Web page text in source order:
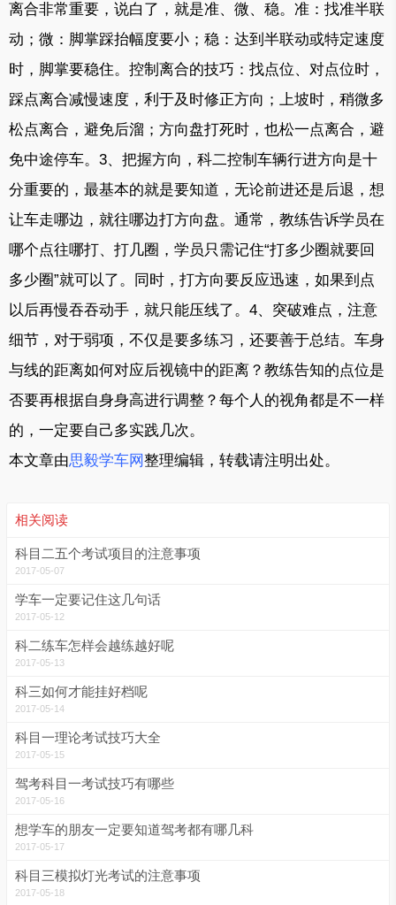
离合非常重要，说白了，就是准、微、稳。准：找准半联
动；微：脚掌踩抬幅度要小；稳：达到半联动或特定速度
时，脚掌要稳住。控制离合的技巧：找点位、对点位时，
踩点离合减慢速度，利于及时修正方向；上坡时，稍微多
松点离合，避免后溜；方向盘打死时，也松一点离合，避
免中途停车。3、把握方向，科二控制车辆行进方向是十
分重要的，最基本的就是要知道，无论前进还是后退，想
让车走哪边，就往哪边打方向盘。通常，教练告诉学员在
哪个点往哪打、打几圈，学员只需记住“打多少圈就要回
多少圈”就可以了。同时，打方向要反应迅速，如果到点
以后再慢吞吞动手，就只能压线了。4、突破难点，注意
细节，对于弱项，不仅是要多练习，还要善于总结。车身
与线的距离如何对应后视镜中的距离？教练告知的点位是
否要再根据自身身高进行调整？每个人的视角都是不一样
的，一定要自己多实践几次。
本文章由思毅学车网整理编辑，转载请注明出处。
相关阅读
科目二五个考试项目的注意事项
2017-05-07
学车一定要记住这几句话
2017-05-12
科二练车怎样会越练越好呢
2017-05-13
科三如何才能挂好档呢
2017-05-14
科目一理论考试技巧大全
2017-05-15
驾考科目一考试技巧有哪些
2017-05-16
想学车的朋友一定要知道驾考都有哪几科
2017-05-17
科目三模拟灯光考试的注意事项
2017-05-18